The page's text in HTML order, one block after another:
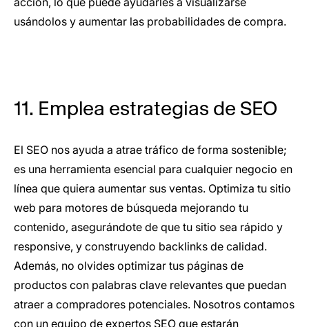
usándolos y aumentar las probabilidades de compra.
11. Emplea estrategias de SEO
El SEO nos ayuda a atrae tráfico de forma sostenible;
es una herramienta esencial para cualquier negocio en
línea que quiera aumentar sus ventas. Optimiza tu sitio
web para motores de búsqueda mejorando tu
contenido, asegurándote de que tu sitio sea rápido y
responsive, y construyendo backlinks de calidad.
Además, no olvides optimizar tus páginas de
productos con palabras clave relevantes que puedan
atraer a compradores potenciales. Nosotros contamos
con un equipo de expertos SEO que estarán